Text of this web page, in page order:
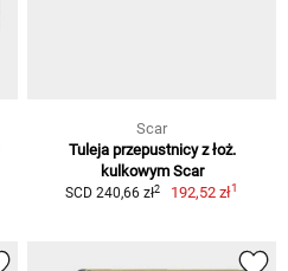
Scar
Tuleja przepustnicy z łoż.
kulkowym Scar
SCD 240,66 zł2 192,52 zł1